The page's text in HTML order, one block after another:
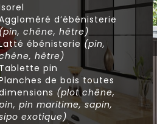
d’ébénisterie
(pin, chêne, hêtre)
ébénisterie (pin,
hêtre)
pin
de bois toutes
(plot chêne,
pin maritime, sapin,
exotique)